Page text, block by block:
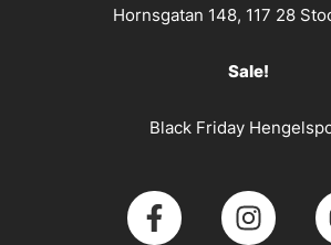
Hornsgatan 148, 117 28
Sale!
Black Friday